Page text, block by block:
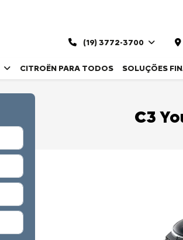
(19) 3772-3700
CITROËN PARA TODOS SOLUÇÕES
C3